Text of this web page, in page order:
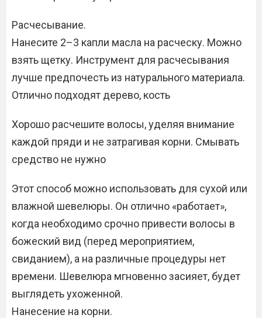
Расчесывание.
Нанесите 2–3 капли масла на расческу. Можно
взять щетку. Инструмент для расчесывания
лучше предпочесть из натурального материала.
Отлично подходят дерево, кость
Хорошо расчешите волосы, уделяя внимание
каждой пряди и не затрагивая корни. Смывать
средство не нужно
Этот способ можно использовать для сухой или
влажной шевелюры. Он отлично «работает»,
когда необходимо срочно привести волосы в
божеский вид (перед мероприятием,
свиданием), а на различные процедуры нет
времени. Шевелюра мгновенно засияет, будет
выглядеть ухоженной.
Нанесение на корни.